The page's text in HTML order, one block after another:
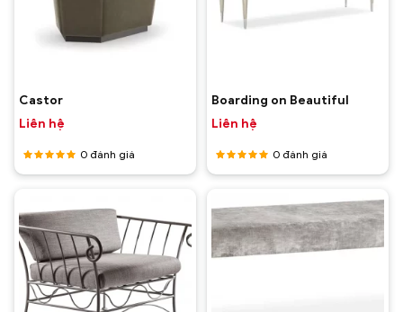
Castor
Liên hệ
Được
0 đánh giá
Boarding on Beautiful
Liên hệ
Được
55 sao
0 đánh giá